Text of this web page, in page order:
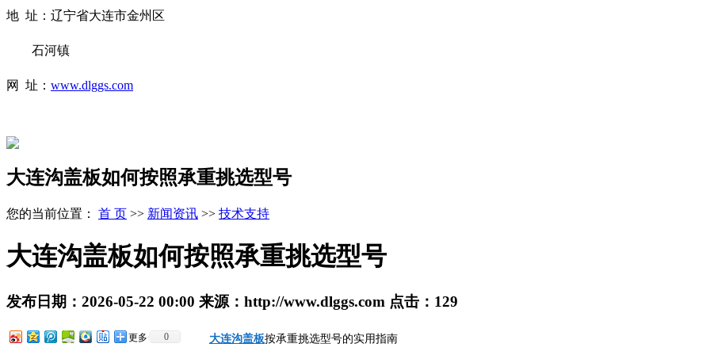
地 址：辽宁省大连市金州区
石河镇
网 址： www.dlggs.com
大连沟盖板如何按照承重挑选型号
您的当前位置： 首 页 >> 新闻资讯 >> 技术支持
大连沟盖板如何按照承重挑选型号
发布日期： 2026-05-22 00:00 来源： http://www.dlggs.com 点击： 129
更多 0 大连沟盖板按承重挑选型号的实用指南